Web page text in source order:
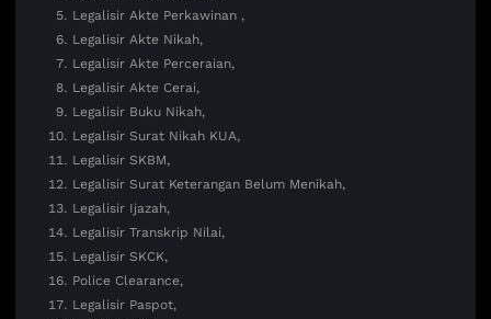
Legalisir Akte Perkawinan ,
Legalisir Akte Nikah,
Legalisir Akte Perceraian,
Legalisir Akte Cerai,
Legalisir Buku Nikah,
Legalisir Surat Nikah KUA,
Legalisir SKBM,
Legalisir Surat Keterangan Belum Menikah,
Legalisir Ijazah,
Legalisir Transkrip Nilai,
Legalisir SKCK,
Police Clearance,
Legalisir Paspot,